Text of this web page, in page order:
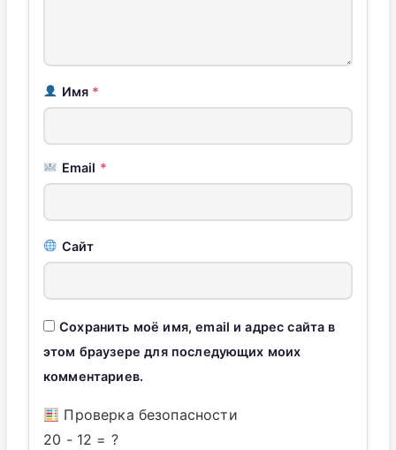
Имя *
Email *
Сайт
Сохранить моё имя, email и адрес сайта в
этом браузере для последующих моих
комментариев.
Проверка безопасности
20 - 12 = ?